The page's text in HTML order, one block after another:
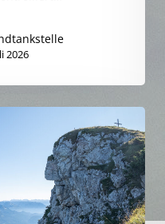
2026